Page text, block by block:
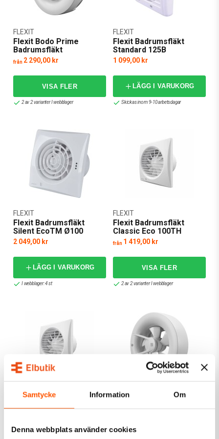
Samtycke Information Om
Denna webbplats använder cookies
Flexit Bodo Prime
Badrumsfläkt
FLEXIT
från 2 290,00 kr
2 av 2 varianter I webblager
Flexit Badrumsfläkt
Standard 125B
FLEXIT
1 099,00 kr
LÄGG I VARUKORG
Skickas inom 9-10 arbetsdagar
Flexit Badrumsfläkt
Silent EcoTM Ø100
FLEXIT
2 049,00 kr
LÄGG I VARUKORG
I webblager: 4 st
Flexit Badrumsfläkt
Classic Eco 100TH
FLEXIT
från 1 419,00 kr
2 av 2 varianter I webblager
Classic Eco 100STD
FLEXIT
Supreme
FLEXIT